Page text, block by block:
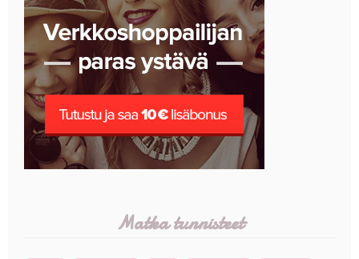
Matka tunnisteet